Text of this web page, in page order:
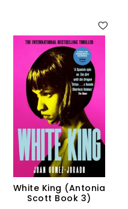
White King (Antonia
Scott Book 3)